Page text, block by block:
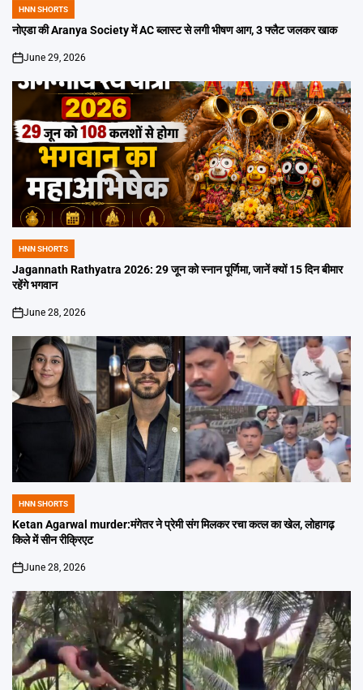
POSTED
IN
HNN SHORTS
नोएडा की Aranya Society में AC ब्लास्ट से लगी भीषण आग, 3 फ्लैट जलकर खाक
on
June 29, 2026
POSTED
IN
HNN SHORTS
Jagannath Rathyatra 2026: 29 जून को स्नान पूर्णिमा, जानें क्यों 15 दिन बीमार
रहेंगे भगवान
on
June 28, 2026
POSTED
IN
HNN SHORTS
Ketan Agarwal murder:मंगेतर ने प्रेमी संग मिलकर रचा कत्ल का खेल, लोहागढ़
किले में सीन रीक्रिएट
on
June 28, 2026